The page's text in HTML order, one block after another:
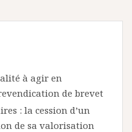
à agir en
de brevet
: la cession d’un
de sa valorisation